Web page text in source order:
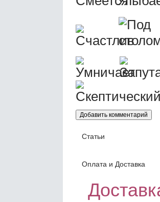
Статьи
Оплата и Доставка